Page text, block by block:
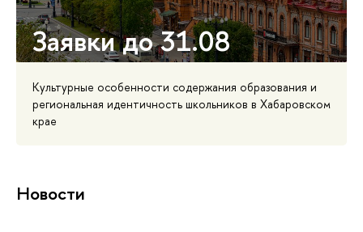
Заявки до 31.08
Культурные особенности содержания образования и
региональная идентичность школьников в Хабаровском
крае
Новости